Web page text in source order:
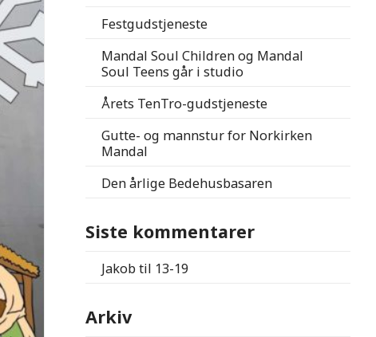
Festgudstjeneste
Mandal Soul Children og Mandal
Soul Teens går i studio
Årets TenTro-gudstjeneste
Gutte- og mannstur for Norkirken
Mandal
Den årlige Bedehusbasaren
Siste kommentarer
Jakobtil 13-19
Arkiv